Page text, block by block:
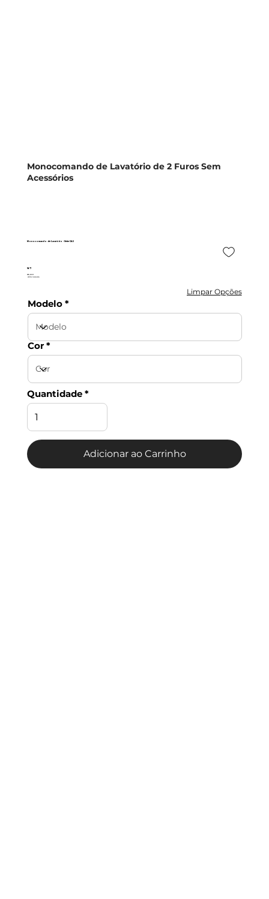
Monocomando de Lavatório - Série CA2
W7
226,82 €
Limpar Opções
Modelo
Cor
Quantidade
Adicionar ao Carrinho
Monocomando de Lavatório de 2 Furos Sem
Acessórios